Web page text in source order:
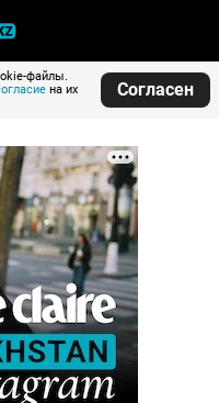
файлы.
на их
Согласен